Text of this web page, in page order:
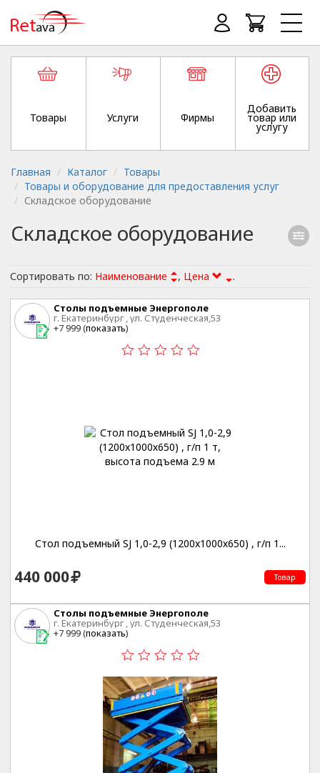
Товары Услуги Фирмы
Добавить
товар или
услугу
Главная Каталог
Товары
Товары и оборудование для предоставления услуг
Складское оборудование
Складское оборудование
Сортировать по: Наименование , Цена .
Столы подъемные Энергополе
г. Екатеринбург , ул. Студенческая,53
+7 999 (показать)
Стол подъемный SJ 1,0-2,9 (1200x1000х650) , г/п 1...
440 000 Товар
Столы подъемные Энергополе
г. Екатеринбург , ул. Студенческая,53
+7 999 (показать)